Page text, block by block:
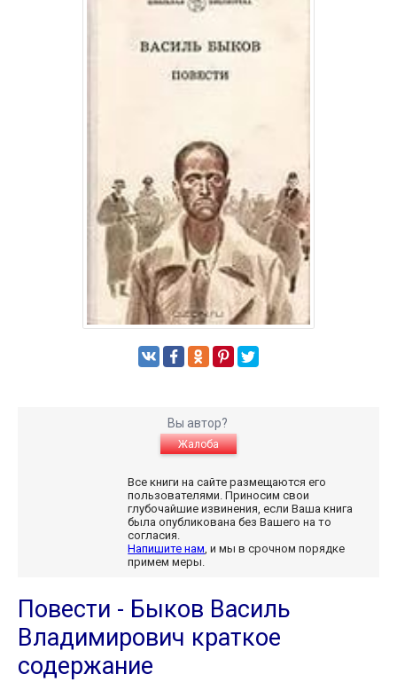
Вы автор?
Жалоба
Все книги на сайте размещаются его
пользователями. Приносим свои
глубочайшие извинения, если Ваша книга
была опубликована без Вашего на то
согласия.
Напишите нам, и мы в срочном порядке
примем меры.
Повести - Быков Василь
Владимирович краткое
содержание